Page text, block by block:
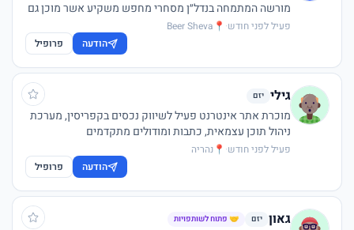
מורשה המתמחה בנדל״ן מסחרי מחפש משקיע אשר מוכן גם
להיות שותף לדרך ולתת עצה טובה כשאפשר.
פעיל לפני חודש·
📍
Beer Sheva
הודעה
פרופיל
גילי יזם
מוכרת אתר אינטרנט פעיל לשיווק נכסים בקפריסין, מערכת
ניהול תוכן עצמאית, כתבות ומודולים מתקדמים
פעיל לפני חודש·
📍 נהריה
הודעה
פרופיל
גאון יזם 🤝 פתוח לשותפויות